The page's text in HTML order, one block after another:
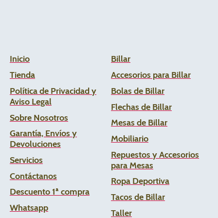
Inicio
Tienda
Política de Privacidad y
Aviso Legal
Sobre Nosotros
Garantía, Envíos y
Devoluciones
Servicios
Contáctanos
Descuento 1ª compra
Whatsapp
Billar
Accesorios para Billar
Bolas de Billar
Flechas de Billar
Mesas de Billar
Mobiliario
Repuestos y Accesorios
para Mesas
Ropa Deportiva
Tacos de Billar
Taller